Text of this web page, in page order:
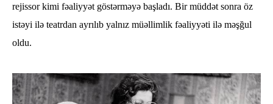
rejissor kimi fəaliyyət göstərməyə başladı. Bir müddət sonra öz
istəyi ilə teatrdan ayrılıb yalnız müəllimlik fəaliyyəti ilə məşğul
oldu.